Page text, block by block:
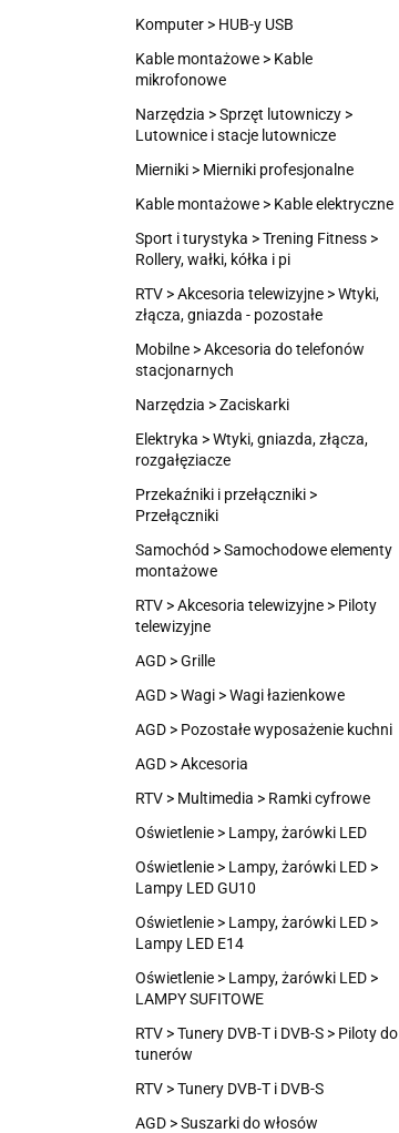
Komputer > HUB-y USB
Kable montażowe > Kable
mikrofonowe
Narzędzia > Sprzęt lutowniczy >
Lutownice i stacje lutownicze
Mierniki > Mierniki profesjonalne
Kable montażowe > Kable elektryczne
Sport i turystyka > Trening Fitness >
Rollery, wałki, kółka i pi
RTV > Akcesoria telewizyjne > Wtyki,
złącza, gniazda - pozostałe
Mobilne > Akcesoria do telefonów
stacjonarnych
Narzędzia > Zaciskarki
Elektryka > Wtyki, gniazda, złącza,
rozgałęziacze
Przekaźniki i przełączniki >
Przełączniki
Samochód > Samochodowe elementy
montażowe
RTV > Akcesoria telewizyjne > Piloty
telewizyjne
AGD > Grille
AGD > Wagi > Wagi łazienkowe
AGD > Pozostałe wyposażenie kuchni
AGD > Akcesoria
RTV > Multimedia > Ramki cyfrowe
Oświetlenie > Lampy, żarówki LED
Oświetlenie > Lampy, żarówki LED >
Lampy LED GU10
Oświetlenie > Lampy, żarówki LED >
Lampy LED E14
Oświetlenie > Lampy, żarówki LED >
LAMPY SUFITOWE
RTV > Tunery DVB-T i DVB-S > Piloty do
tunerów
RTV > Tunery DVB-T i DVB-S
AGD > Suszarki do włosów